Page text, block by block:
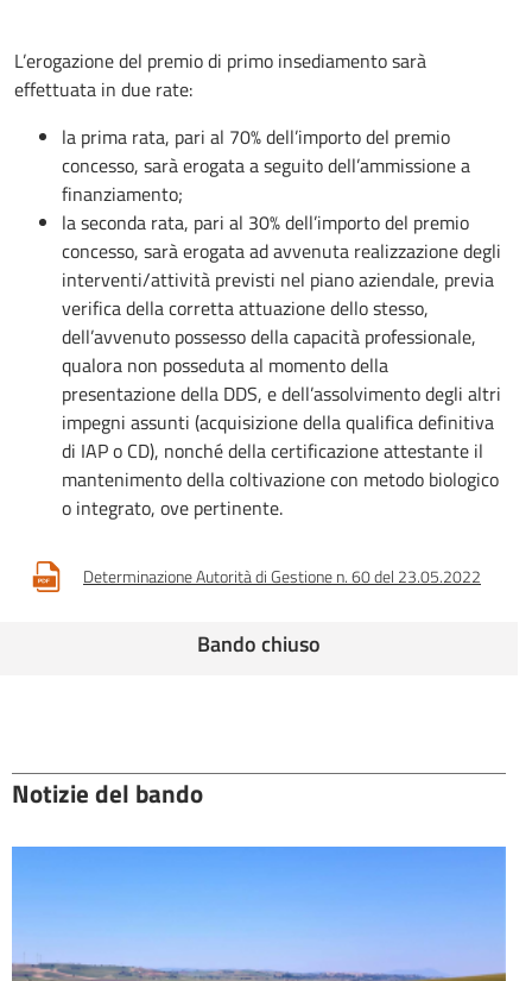
L’erogazione del premio di primo insediamento sarà
effettuata in due rate:
la prima rata, pari al 70% dell’importo del premio
concesso, sarà erogata a seguito dell’ammissione a
finanziamento;
la seconda rata, pari al 30% dell’importo del premio
concesso, sarà erogata ad avvenuta realizzazione degli
interventi/attività previsti nel piano aziendale, previa
verifica della corretta attuazione dello stesso,
dell’avvenuto possesso della capacità professionale,
qualora non posseduta al momento della
presentazione della DDS, e dell’assolvimento degli altri
impegni assunti (acquisizione della qualifica definitiva
di IAP o CD), nonché della certificazione attestante il
mantenimento della coltivazione con metodo biologico
o integrato, ove pertinente.
Determinazione Autorità di Gestione n. 60 del 23.05.2022
Bando chiuso
Notizie del bando